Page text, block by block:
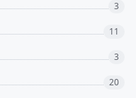
3
11
3
20